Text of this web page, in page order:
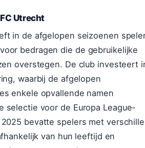
Utrecht
in de afgelopen seizoenen
bedragen die de gebruikelijke
overstegen. De club investeert
waarbij de afgelopen
enkele opvallende namen
selectie voor de Europa League-
bevatte spelers met
van hun leeftijd en